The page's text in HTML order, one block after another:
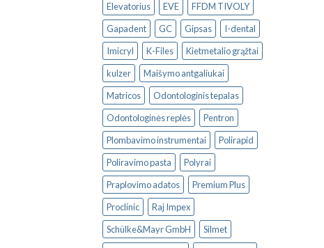
Elevatorius
EVE
FFDM TIVOLY
Gapadent
GC Gipsas
I-dental
Imicryl
K-Files
Kietmetalio grąžtai
kulzer
Maišymo antgaliukai
Matricos
Odontologinis tepalas
Odontologinės replės
Pentron
Plombavimo instrumentai
Polirapid
Poliravimo pasta
Polyrai
Praplovimo adatos
Premium Plus
Proclinic
Raj Impex
Schülke&Mayr GmbH
Silmet